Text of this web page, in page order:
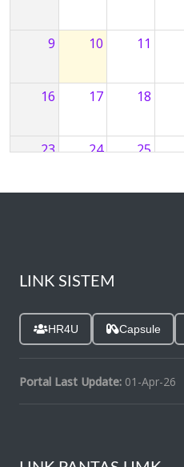
9 10 11
16 17 18
23 24 25
LINK SISTEM
HR4U Capsule
Portal Last Update: 01-Apr-26